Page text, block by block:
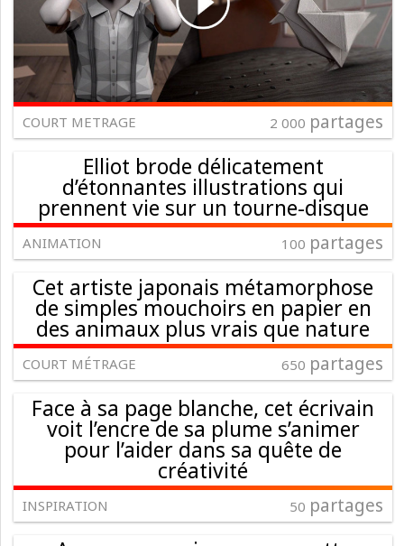
COURT METRAGE 2 000 partages
Elliot brode délicatement
d’étonnantes illustrations qui
prennent vie sur un tourne-disque
ANIMATION 100 partages
Cet artiste japonais métamorphose
de simples mouchoirs en papier en
des animaux plus vrais que nature
COURT MÉTRAGE 650 partages
Face à sa page blanche, cet écrivain
voit l’encre de sa plume s’animer
pour l’aider dans sa quête de
créativité
INSPIRATION 50 partages